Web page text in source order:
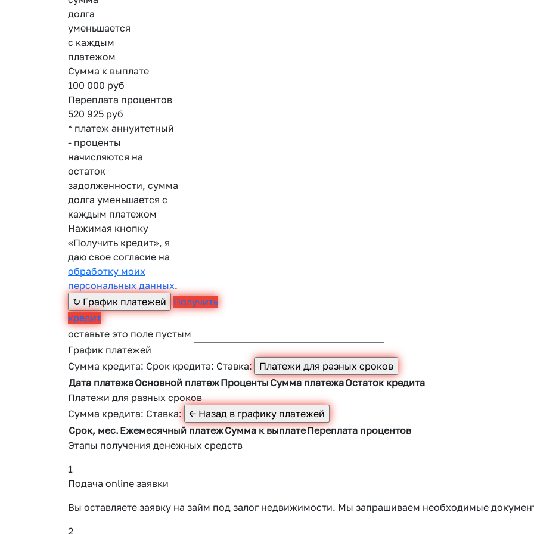
долга
уменьшается
с каждым
платежом
Сумма к выплате
100 000 руб
Переплата процентов
520 925 руб
* платеж аннуитетный
- проценты
начисляются на
остаток
задолженности, сумма
долга уменьшается с
каждым платежом
Нажимая кнопку
«Получить кредит», я
даю свое согласие на
обработку моих
персональных данных.
Получить
кредит
оставьте это поле пустым
График платежей
Сумма кредита: Срок кредита: Ставка:
Дата платежаОсновной платежПроцентыСумма платежаОстаток кредита
Платежи для разных сроков
Сумма кредита: Ставка:
Срок, мес.Ежемесячный платежСумма к выплатеПереплата процентов
Этапы получения денежных средств
1
Подача online заявки
Вы оставляете заявку на займ под залог недвижимости. Мы запрашиваем необходимые
2